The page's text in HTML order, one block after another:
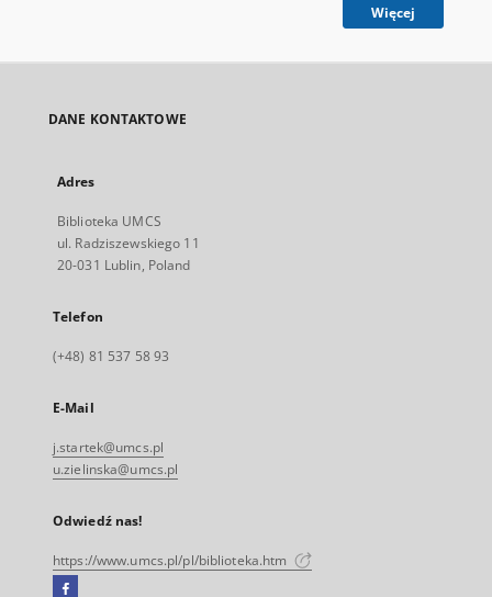
Więcej
DANE KONTAKTOWE
Adres
Biblioteka UMCS
ul. Radziszewskiego 11
20-031 Lublin, Poland
Telefon
(+48) 81 537 58 93
E-Mail
j.startek@umcs.pl
u.zielinska@umcs.pl
Odwiedź nas!
https://www.umcs.pl/pl/biblioteka.htm
Facebook